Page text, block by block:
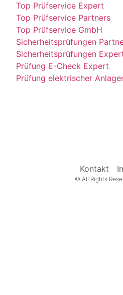
Top Prüfservice Expert
Top Prüfservice Partners
Top Prüfservice GmbH
Sicherheitsprüfungen
Sicherheitsprüfungen
Prüfung E-Check Expert
Prüfung elektrischer
Kontakt
© All Rights